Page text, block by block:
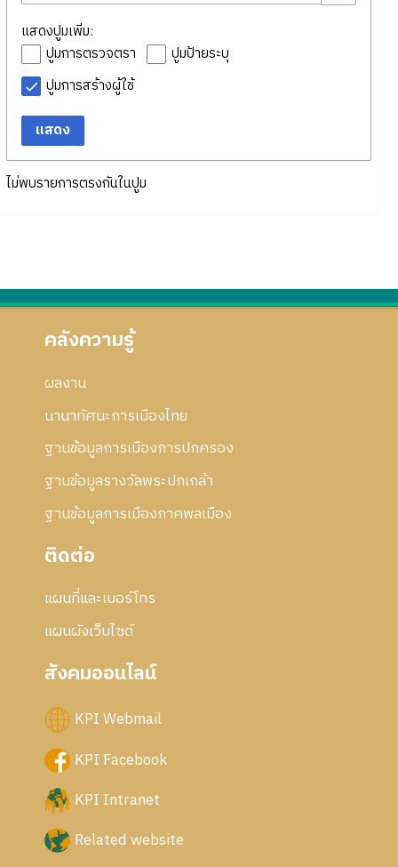
สลับตัวเลือก
แสดงปูมเพิ่ม:
ปูมการตรวจตรา
ปูมป้ายระบุ
ปูมการสร้างผู้ใช้
แสดง
ไม่พบรายการตรงกันในปูม
คลังความรู้
ผลงาน
นานาทัศนะการเมืองไทย
ฐานข้อมูลการเมืองการปกครอง
ฐานข้อมูลรางวัลพระปกเกล้า
ฐานข้อมูลการเมืองภาคพลเมือง
ติดต่อ
แผนที่และเบอร์โทร
แผนผังเว็บไซด์
สังคมออนไลน์
KPI Webmail
KPI Facebook
KPI Intranet
Related website